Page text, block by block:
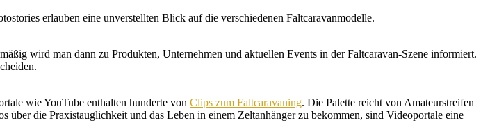
erlauben eine unverstellten Blick auf die verschiedenen Faltcaravanmodelle.
wird man dann zu Produkten, Unternehmen und aktuellen Events in der Faltcaravan-Szene informiert.
wie YouTube enthalten hunderte von Clips zum Faltcaravaning. Die Palette reicht von Amateurstreifen
die Praxistauglichkeit und das Leben in einem Zeltanhänger zu bekommen, sind Videoportale eine